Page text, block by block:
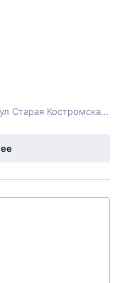
ул Старая Костромская , 6